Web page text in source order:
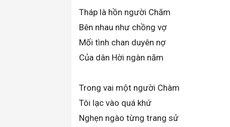
Tháp là hồn người Chăm
Bên nhau như chồng vợ
Mối tình chan duyên nợ
Của dân Hời ngàn năm
Trong vai một người Chàm
Tôi lạc vào quá khứ
Nghẹn ngào từng trang sử